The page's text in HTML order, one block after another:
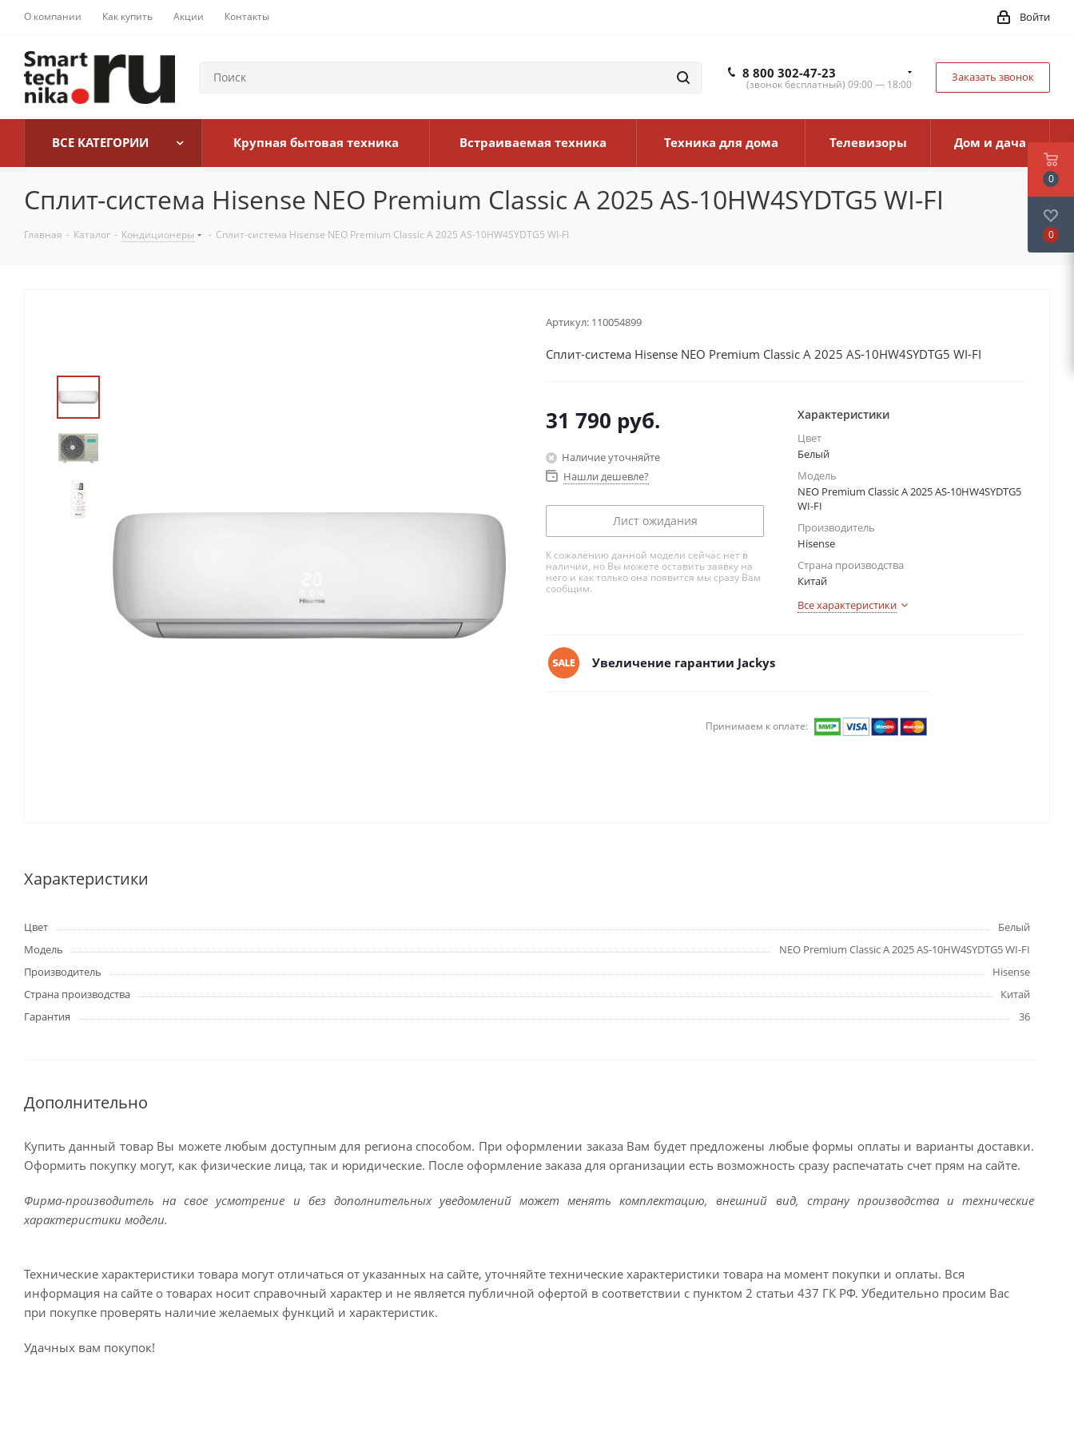
О компании Как купить Акции Контакты Войти
8 800 302-47-23
(звонок бесплатный) 09:00 — 18:00
Заказать звонок
ВСЕ КАТЕГОРИИ Крупная бытовая техника Встраиваемая техника Техника для дома Телевизоры Дом и дача
Сплит-система Hisense NEO Premium Classic A 2025 AS-10HW4SYDTG5 WI-FI
Главная - Каталог - Кондиционеры - Сплит-система Hisense NEO Premium Classic A 2025 AS-10HW4SYDTG5 WI-FI
Артикул: 110054899
Сплит-система Hisense NEO Premium Classic A 2025 AS-10HW4SYDTG5 WI-FI
31 790 руб.
Наличие уточняйте
Нашли дешевле?
Лист ожидания
К сожалению данной модели сейчас нет в
наличии, но Вы можете оставить заявку на
него и как только она появится мы сразу Вам
сообщим.
Характеристики
Цвет
Белый
Модель
NEO Premium Classic A 2025 AS-10HW4SYDTG5
WI-FI
Производитель
Hisense
Страна производства
Китай
Все характеристики
Увеличение гарантии Jackys
Принимаем к оплате:
Характеристики
Цвет
Белый
Модель
NEO Premium Classic A 2025 AS-10HW4SYDTG5 WI-FI
Производитель
Hisense
Страна производства
Китай
Гарантия
36
Дополнительно
Купить данный товар Вы можете любым доступным для региона способом. При оформлении заказа Вам будет предложены любые формы оплаты и варианты доставки.
Оформить покупку могут, как физические лица, так и юридические. После оформление заказа для организации есть возможность сразу распечатать счет прям на сайте.
Фирма-производитель на свое усмотрение и без дополнительных уведомлений может менять комплектацию, внешний вид, страну производства и технические
характеристики модели.
Технические характеристики товара могут отличаться от указанных на сайте, уточняйте технические характеристики товара на момент покупки и оплаты. Вся
информация на сайте о товарах носит справочный характер и не является публичной офертой в соответствии с пунктом 2 статьи 437 ГК РФ. Убедительно просим Вас
при покупке проверять наличие желаемых функций и характеристик.
Удачных вам покупок!
0
0